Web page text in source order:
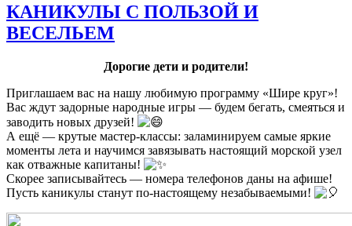
КАНИКУЛЫ С ПОЛЬЗОЙ И
ВЕСЕЛЬЕМ
Дорогие дети и родители!
Приглашаем вас на нашу любимую программу «Шире круг»!
Вас ждут задорные народные игры — будем бегать, смеяться и
заводить новых друзей!
А ещё — крутые мастер‑классы: заламинируем самые яркие
моменты лета и научимся завязывать настоящий морской узел
как отважные капитаны!
Скорее записывайтесь — номера телефонов даны на афише!
Пусть каникулы станут по‑настоящему незабываемыми!